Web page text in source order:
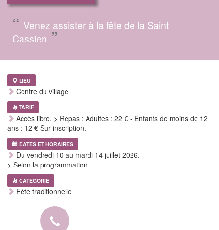
“ Venez assister à la fête de la Saint
Cassien ”
LIEU
Centre du village
TARIF
Accès libre. > Repas : Adultes : 22 € - Enfants de moins de 12
ans : 12 € Sur inscription.
DATES ET HORAIRES
Du vendredi 10 au mardi 14 juillet 2026.
> Selon la programmation.
CATEGORIE
Fête traditionnelle